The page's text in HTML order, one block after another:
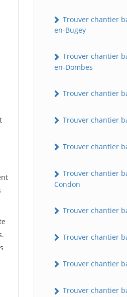
Trouver chantier
en-Bugey
Trouver chantier
en-Dombes
Trouver chantier
Trouver chantier
Trouver chantier
Trouver chantier
Condon
Trouver chantier
Trouver chantier
Trouver chantier
Trouver chantier